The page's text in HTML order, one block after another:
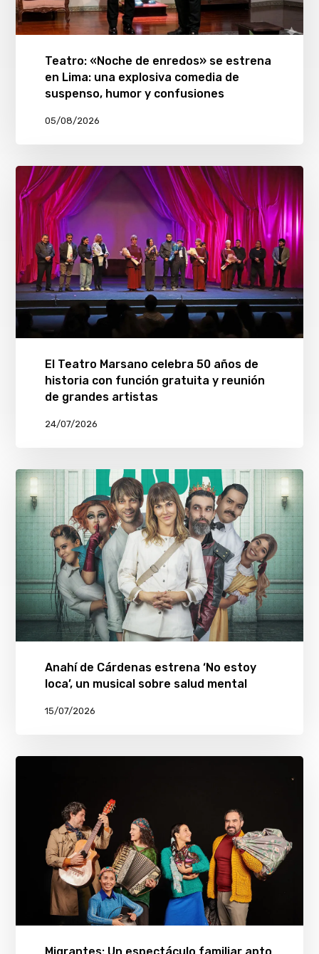
Teatro: «Noche de enredos» se estrena
en Lima: una explosiva comedia de
suspenso, humor y confusiones
05/08/2026
El Teatro Marsano celebra 50 años de
historia con función gratuita y reunión
de grandes artistas
24/07/2026
Anahí de Cárdenas estrena ‘No estoy
loca’, un musical sobre salud mental
15/07/2026